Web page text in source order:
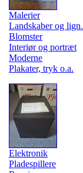
Malerier
Landskaber og lign.
Blomster
Interiør og portræt
Moderne
Plakater, tryk o.a.
Elektronik
Pladespillere